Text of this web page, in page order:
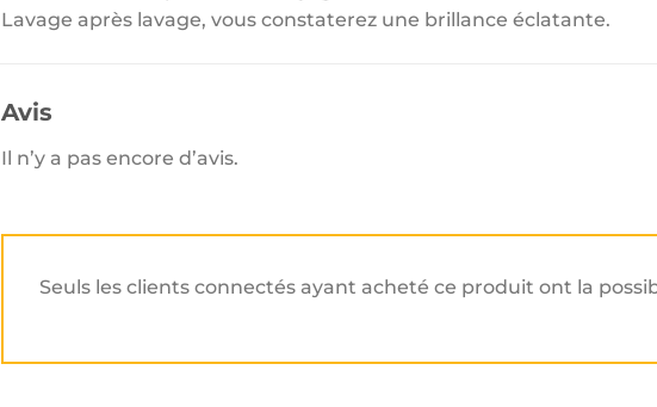
Lavage après lavage, vous constaterez une brillance éclatante.
Avis
Il n’y a pas encore d’avis.
Seuls les clients connectés ayant acheté ce produit ont la